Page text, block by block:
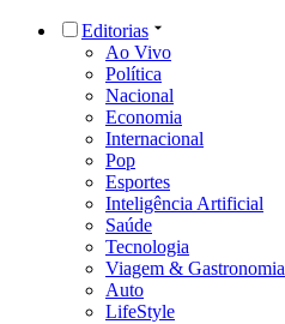
Editorias
Ao Vivo
Política
Nacional
Economia
Internacional
Pop
Esportes
Inteligência Artificial
Saúde
Tecnologia
Viagem & Gastronomia
Auto
LifeStyle